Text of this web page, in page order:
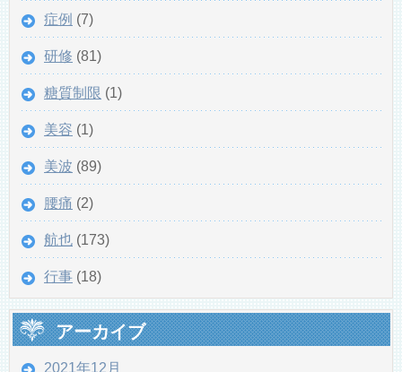
症例 (7)
研修 (81)
糖質制限 (1)
美容 (1)
美波 (89)
腰痛 (2)
航也 (173)
行事 (18)
アーカイブ
2021年12月